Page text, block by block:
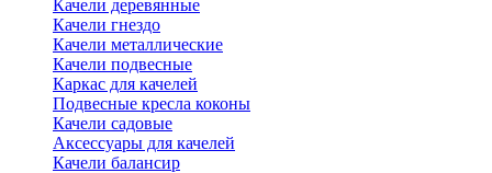
Качели деревянные
Качели гнездо
Качели металлические
Качели подвесные
Каркас для качелей
Подвесные кресла коконы
Качели садовые
Аксессуары для качелей
Качели балансир